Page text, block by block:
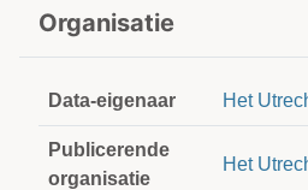
Organisatie
Data-eigenaar Het
Publicerende
organisatie
Het